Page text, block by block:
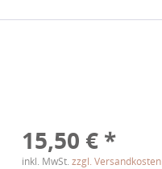
15,50 € *
inkl. MwSt.zzgl. Versandkosten